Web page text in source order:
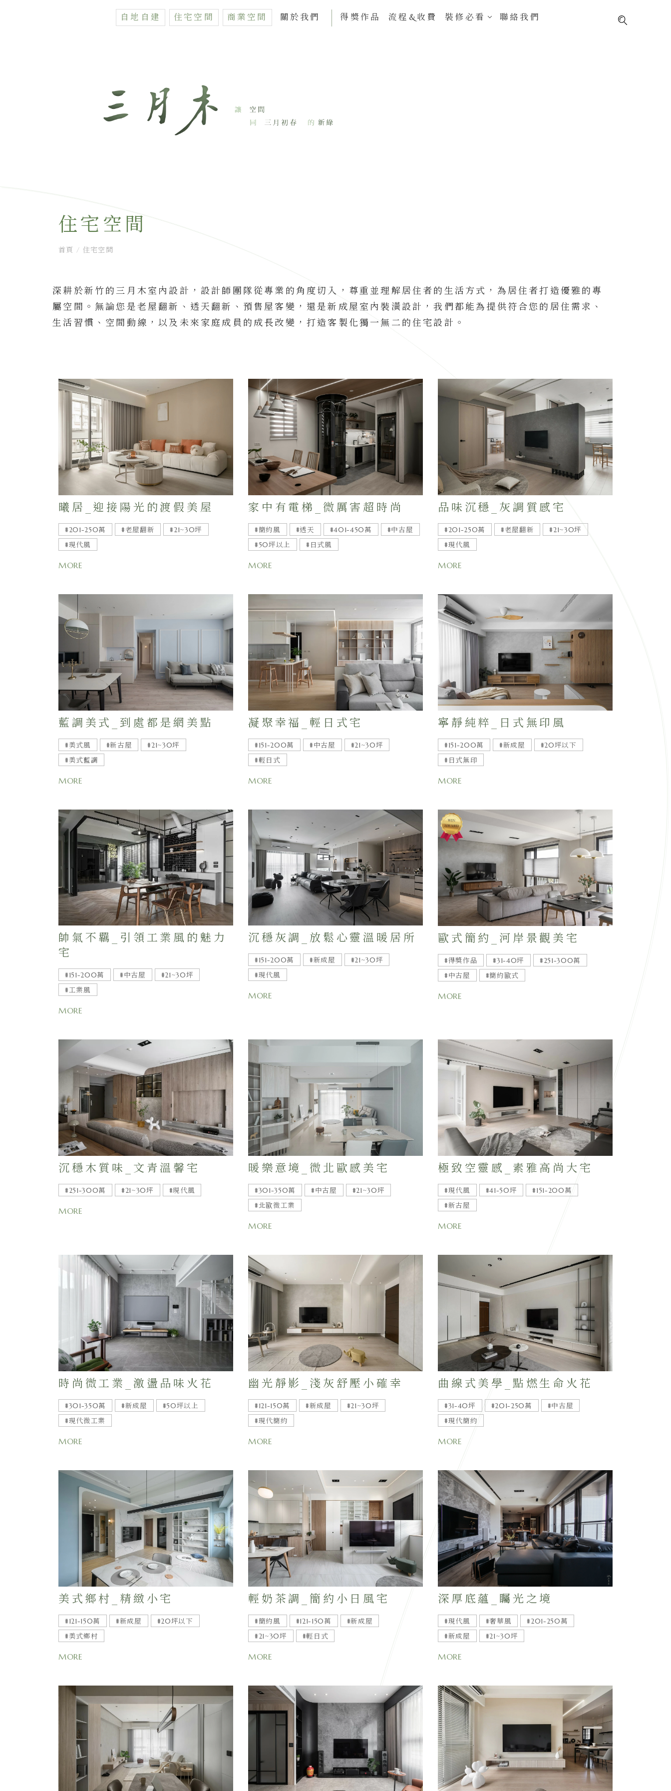
自地自建 住宅空間 商業空間 關於我們 得獎作品 流程&收費 裝修必看 聯絡我們
住宅空間
首頁 / 住宅空間
深耕於新竹的三月木室內設計，設計師團隊從專業的角度切入，尊重並理解居住者的生活方式，為居住者打造優雅的專
屬空間。無論您是老屋翻新、透天翻新、預售屋客變，還是新成屋室內裝潢設計，我們都能為提供符合您的居住需求、
生活習慣、空間動線，以及未來家庭成員的成長改變，打造客製化獨一無二的住宅設計。
曦居_迎接陽光的渡假美屋
#201-250萬 #老屋翻新
#21~30坪
#現代風
MORE
家中有電梯_微厲害超時尚
#簡約風 #透天 #401-450萬
#中古屋
#50坪以上
#日式風
MORE
品味沉穩_灰調質感宅
#201-250萬 #老屋翻新
#21~30坪
#現代風
MORE
藍調美式_到處都是網美點
#美式風 #新古屋
#21~30坪
#美式藍調
MORE
凝聚幸福_輕日式宅
#151-200萬 #中古屋
#21~30坪
#輕日式
MORE
寧靜純粹_日式無印風
#151-200萬 #新成屋
#20坪以下
#日式無印
MORE
帥氣不羈_引領工業風的魅力
宅
#151-200萬 #中古屋
#21~30坪
#工業風
MORE
沉穩灰調_放鬆心靈溫暖居所
#151-200萬 #新成屋
#21~30坪
#現代風
MORE
歐式簡約_河岸景觀美宅
#得獎作品 #31-40坪
#251-300萬
#中古屋
#簡約歐式
MORE
沉穩木質味_文青溫馨宅
#251-300萬 #21~30坪 #現代風
MORE
暖樂意境_微北歐感美宅
#301-350萬 #中古屋
#21~30坪
#北歐微工業
MORE
極致空靈感_素雅高尚大宅
#現代風 #41-50坪
#151-200萬
#新古屋
MORE
時尚微工業_激盪品味火花
#301-350萬 #新成屋
#50坪以上
#現代微工業
MORE
幽光靜影_淺灰舒壓小確幸
#121-150萬 #新成屋
#21~30坪
#現代簡約
MORE
曲線式美學_點燃生命火花
#31-40坪 #201-250萬
#中古屋
#現代簡約
MORE
美式鄉村_精緻小宅
#121-150萬 #新成屋
#20坪以下
#美式鄉村
MORE
輕奶茶調_簡約小日風宅
#簡約風 #121-150萬
#新成屋
#21~30坪
#輕日式
MORE
深厚底蘊_矚光之境
#現代風 #奢華風
#201-250萬
#新成屋
#21~30坪
MORE